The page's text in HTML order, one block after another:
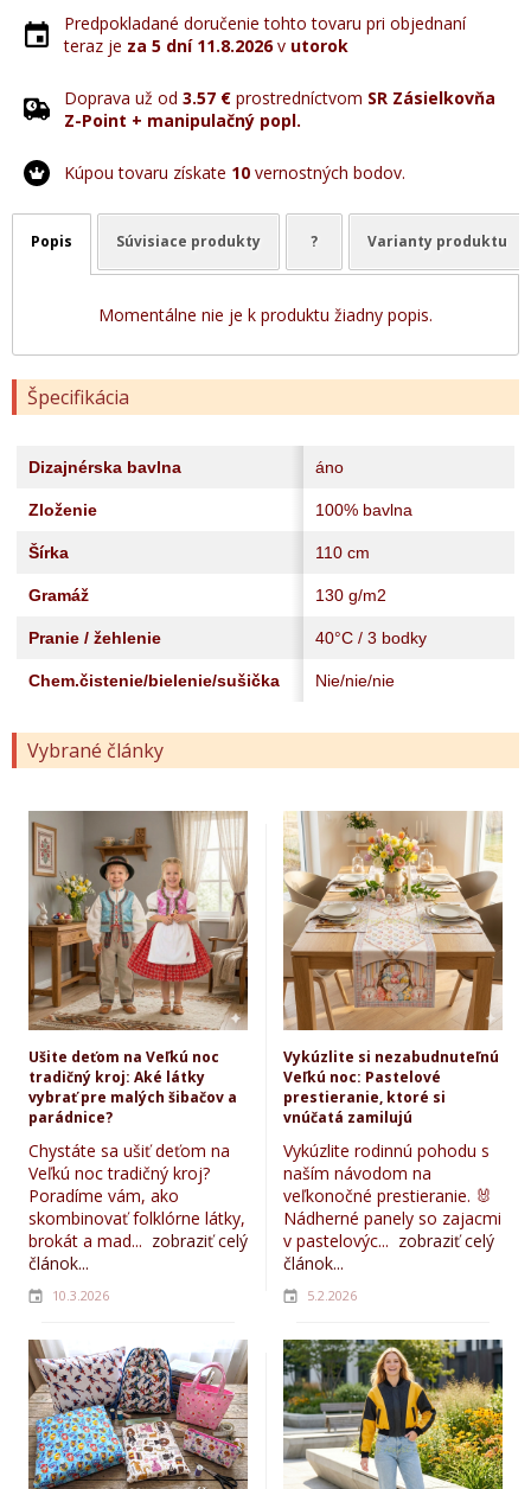
Predpokladané doručenie tohto tovaru pri objednaní
teraz je za 5 dní 11.8.2026v utorok
Doprava už od 3.57 € prostredníctvom SR Zásielkovňa
Z-Point + manipulačný popl.
Kúpou tovaru získate 10 vernostných bodov.
Popis Súvisiace produkty ? Varianty produktu
Momentálne nie je k produktu žiadny popis.
Špecifikácia
Dizajnérska bavlna áno
Zloženie 100% bavlna
Šírka 110 cm
Gramáž 130 g/m2
Pranie / žehlenie 40°C / 3 bodky
Chem.čistenie/bielenie/sušička Nie/nie/nie
Vybrané články
Ušite deťom na Veľkú noc
tradičný kroj: Aké látky
vybrať pre malých šibačov a
parádnice?
Chystáte sa ušiť deťom na
Veľkú noc tradičný kroj?
Poradíme vám, ako
skombinovať folklórne látky,
brokát a mad... zobraziť celý
článok...
10.3.2026
Vykúzlite si nezabudnuteľnú
Veľkú noc: Pastelové
prestieranie, ktoré si
vnúčatá zamilujú
Vykúzlite rodinnú pohodu s
naším návodom na
veľkonočné prestieranie. 🐰
Nádherné panely so zajacmi
v pastelovýc... zobraziť celý
článok...
5.2.2026